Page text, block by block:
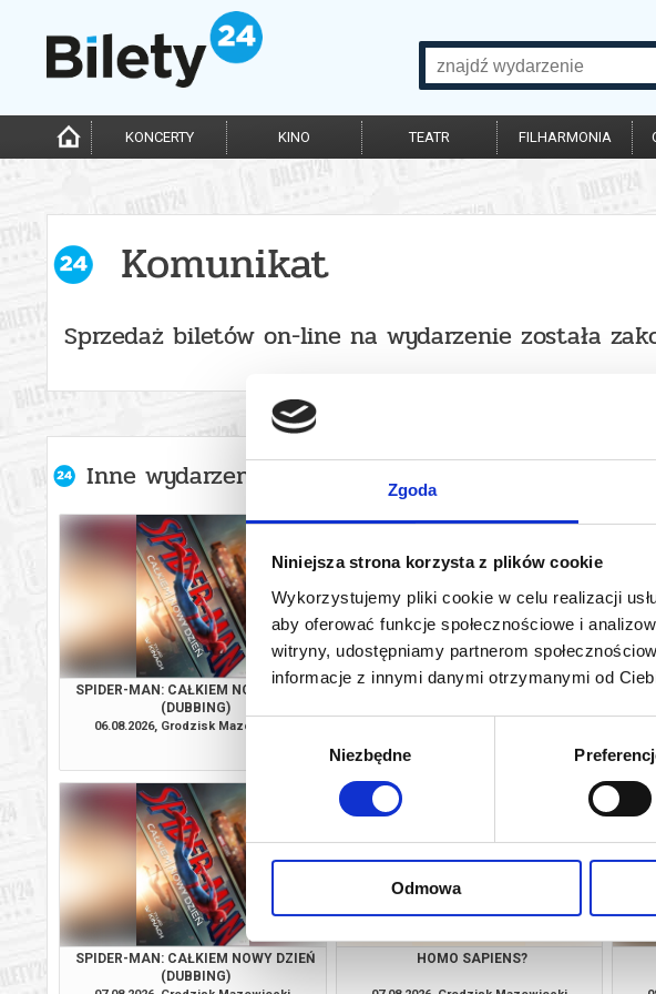
Zgoda
Niniejsza strona korzysta z plików cookie
Wykorzystujemy pliki cookie w celu realizacji
aby oferować funkcje społecznościowe i
witryny, udostępniamy partnerom
informacje z innymi danymi otrzymanymi od
Wybór
Niezbędne
Odmowa
KONCERTY KINO TEATR FILHARMONIA
Komunikat
Sprzedaż biletów on-line na wydarzenie została
Inne wydarzenia organizatora
SPIDER-MAN: CAŁKIEM NOWY DZIEŃ
(DUBBING)
06.08.2026, Grodzisk Mazowiecki
NIESAMOWITE PRZYGODY
kup bilet
SPIDER-MAN: CAŁKIEM NOWY DZIEŃ
(DUBBING)
HOMO SAPIENS?